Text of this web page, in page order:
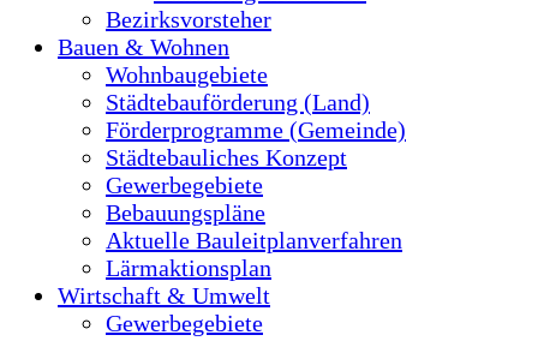
Bezirksvorsteher
Bauen & Wohnen
Wohnbaugebiete
Städtebauförderung (Land)
Förderprogramme (Gemeinde)
Städtebauliches Konzept
Gewerbegebiete
Bebauungspläne
Aktuelle Bauleitplanverfahren
Lärmaktionsplan
Wirtschaft & Umwelt
Gewerbegebiete